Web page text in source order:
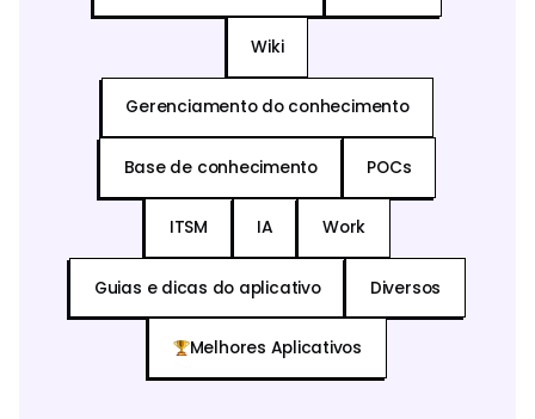
Wiki
Gerenciamento do conhecimento
Base de conhecimento POCs
ITSM IA Work
Guias e dicas do aplicativo Diversos
Melhores Aplicativos